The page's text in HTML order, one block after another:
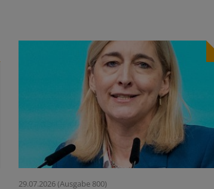
29.07.2026 (Ausgabe 800)